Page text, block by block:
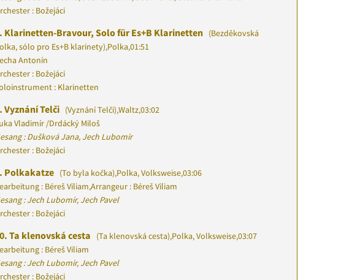
: Božejáci
Klarinetten-Bravour, Solo für Es+B Klarinetten (Bezděkovská
sólo pro Es+B klarinety),Polka,01:51
Antonín
: Božejáci
: Klarinetten
Vyznání Telči (Vyznání Telči),Waltz,03:02
Vladimír /Drdácký Miloš
: Dušková Jana, Jech Lubomír
: Božejáci
Polkakatze (To byla kočka),Polka, Volksweise,03:06
: Béreš Viliam,Arrangeur : Béreš Viliam
: Jech Lubomír, Jech Pavel
: Božejáci
Ta klenovská cesta (Ta klenovská cesta),Polka, Volksweise,03:07
: Béreš Viliam
: Jech Lubomír, Jech Pavel
: Božejáci